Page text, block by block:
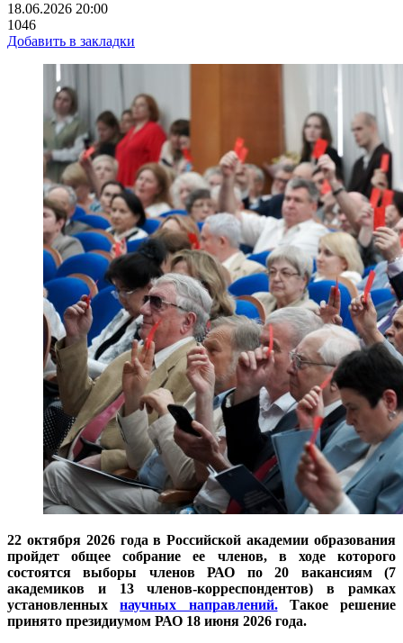
18.06.2026 20:00
1046
Добавить в закладки
22 октября 2026 года в Российской академии образования
пройдет общее собрание ее членов, в ходе которого
состоятся выборы членов РАО по 20 вакансиям (7
академиков и 13 членов-корреспондентов) в рамках
установленныхнаучных направлений.Такое решение
принято президиумом РАО 18 июня 2026 года.